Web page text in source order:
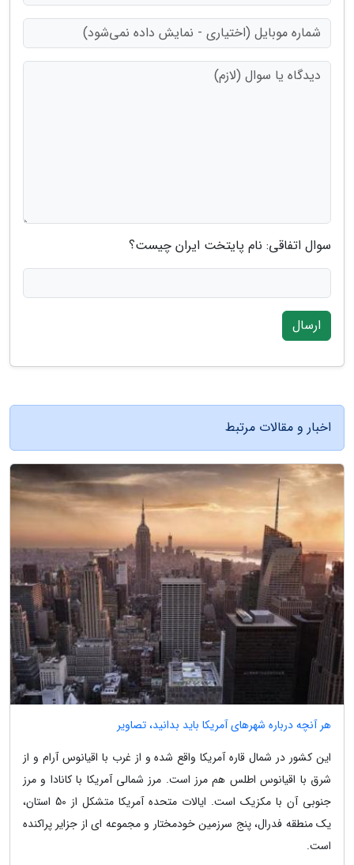
سوال اتفاقی: نام پایتخت ایران چیست؟
ارسال
اخبار و مقالات مرتبط
هر آنچه درباره شهرهای آمریکا باید بدانید، تصاویر
این کشور در شمال قاره آمریکا واقع شده و از غرب با اقیانوس آرام و از
شرق با اقیانوس اطلس هم مرز است. مرز شمالی آمریکا با کانادا و مرز
جنوبی آن با مکزیک است. ایالات متحده آمریکا متشکل از 50 استان،
یک منطقه فدرال، پنج سرزمین خودمختار و مجموعه ای از جزایر پراکنده
است.